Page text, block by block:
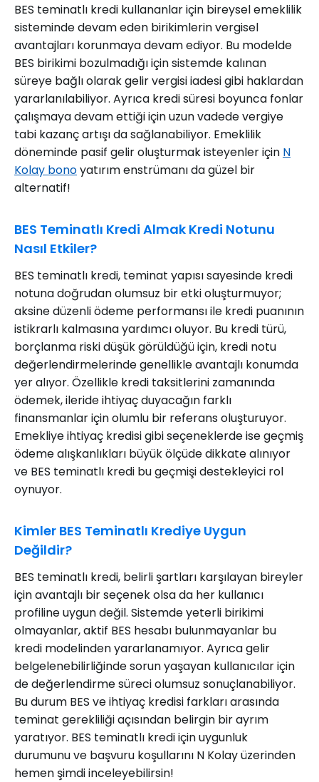
BES teminatlı kredi kullananlar için bireysel emeklilik
sisteminde devam eden birikimlerin vergisel
avantajları korunmaya devam ediyor. Bu modelde
BES birikimi bozulmadığı için sistemde kalınan
süreye bağlı olarak gelir vergisi iadesi gibi haklardan
yararlanılabiliyor. Ayrıca kredi süresi boyunca fonlar
çalışmaya devam ettiği için uzun vadede vergiye
tabi kazanç artışı da sağlanabiliyor. Emeklilik
döneminde pasif gelir oluşturmak isteyenler için N
Kolay bonoyatırım enstrümanı da güzel bir
alternatif!
BES Teminatlı Kredi Almak Kredi Notunu
Nasıl Etkiler?
BES teminatlı kredi, teminat yapısı sayesinde kredi
notuna doğrudan olumsuz bir etki oluşturmuyor;
aksine düzenli ödeme performansı ile kredi puanının
istikrarlı kalmasına yardımcı oluyor. Bu kredi türü,
borçlanma riski düşük görüldüğü için, kredi notu
değerlendirmelerinde genellikle avantajlı konumda
yer alıyor. Özellikle kredi taksitlerini zamanında
ödemek, ileride ihtiyaç duyacağın farklı
finansmanlar için olumlu bir referans oluşturuyor.
Emekliye ihtiyaç kredisi gibi seçeneklerde ise geçmiş
ödeme alışkanlıkları büyük ölçüde dikkate alınıyor
ve BES teminatlı kredi bu geçmişi destekleyici rol
oynuyor.
Kimler BES Teminatlı Krediye Uygun
Değildir?
BES teminatlı kredi, belirli şartları karşılayan bireyler
için avantajlı bir seçenek olsa da her kullanıcı
profiline uygun değil. Sistemde yeterli birikimi
olmayanlar, aktif BES hesabı bulunmayanlar bu
kredi modelinden yararlanamıyor. Ayrıca gelir
belgelenebilirliğinde sorun yaşayan kullanıcılar için
de değerlendirme süreci olumsuz sonuçlanabiliyor.
Bu durum BES ve ihtiyaç kredisi farkları arasında
teminat gerekliliği açısından belirgin bir ayrım
yaratıyor. BES teminatlı kredi için uygunluk
durumunu ve başvuru koşullarını N Kolay üzerinden
hemen şimdi inceleyebilirsin!